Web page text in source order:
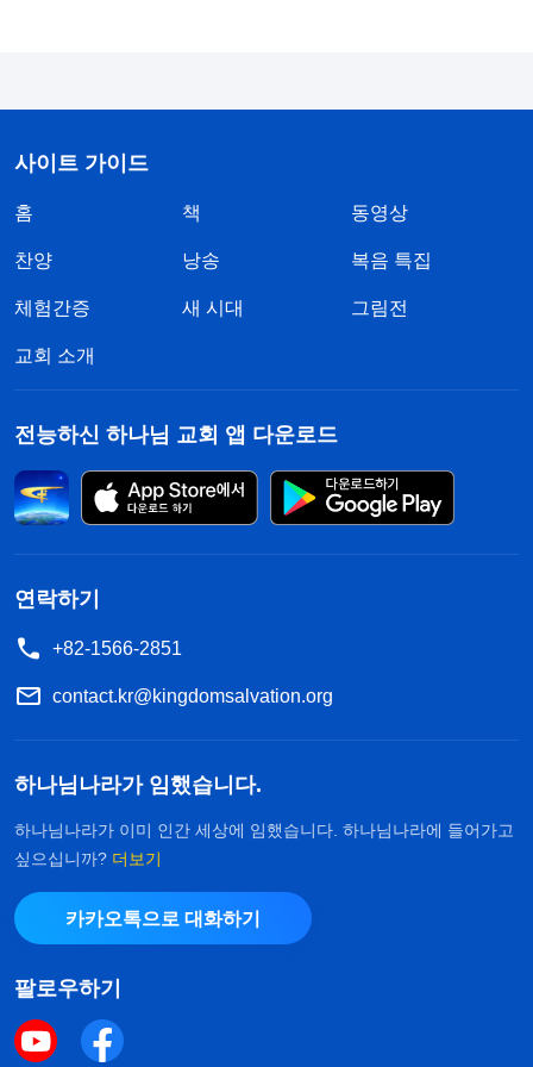
더 생각하고 몸을 잘 챙기는 것이 중요하다고, 신경
른 형제자매들이 힘차게 말하는데, 저는 말만 하면
기침이 나고, 하나님의 말씀 한 구절만 읽어도 숨이
차고 힘이 들어 제 마음은 몹시 심란했습니다. 저도
몰래 속으로 이치를 따지기 시작했습니다. ‘나는 평
소에 본분 이행에도 나름 열심이고, 꽤 착실하고 책
는 것이 나보다도 못해. 다들 건강하고 자신의 본분
는 나보다 더 열심히 추구하는 형제자매들이 있는데,
그들은 왜 이런 상황에 부닥치지 않은 거지? 만약 하
나님께서 벌을 주신 것이라면 나는 악을 행하거나 교
성품을 거스르는 일을 한 적도 없어! 하나님, 저는 지
분을 좋아하고, 아직 충분히 다하지 못했습니다. 저
나님, 지금 제가 이행하고 있는 본분은 중요한 본분
부디 저를 보호해 주시어 계속해서 살아서 당신을 위
해 봉사할 수 있게 해 주세요….’ 제가 이렇게 생각하
사이트 가이드
홈 책 동영상
찬양 낭송 복음 특집
체험간증 새 시대 그림전
교회 소개
전능하신 하나님 교회 앱 다운로드
연락하기
+82-1566-2851
contact.kr@kingdomsalvation.org
하나님나라가 임했습니다.
하나님나라가 이미 인간 세상에 임했습니다. 하나님나라에 들어가고
싶으십니까? 더보기
카카오톡으로 대화하기
팔로우하기